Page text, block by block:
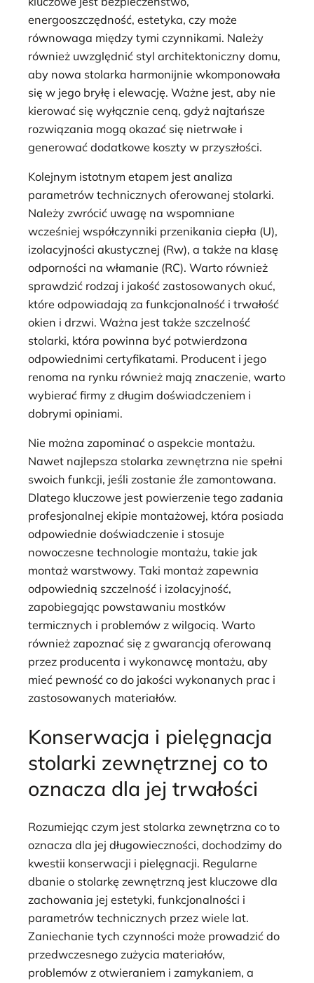
energooszczędność, estetyka, czy może
równowaga między tymi czynnikami. Należy
również uwzględnić styl architektoniczny domu,
aby nowa stolarka harmonijnie wkomponowała
się w jego bryłę i elewację. Ważne jest, aby nie
kierować się wyłącznie ceną, gdyż najtańsze
rozwiązania mogą okazać się nietrwałe i
generować dodatkowe koszty w przyszłości.
Kolejnym istotnym etapem jest analiza
parametrów technicznych oferowanej stolarki.
Należy zwrócić uwagę na wspomniane
wcześniej współczynniki przenikania ciepła (U),
izolacyjności akustycznej (Rw), a także na klasę
odporności na włamanie (RC). Warto również
sprawdzić rodzaj i jakość zastosowanych okuć,
które odpowiadają za funkcjonalność i trwałość
okien i drzwi. Ważna jest także szczelność
stolarki, która powinna być potwierdzona
odpowiednimi certyfikatami. Producent i jego
renoma na rynku również mają znaczenie, warto
wybierać firmy z długim doświadczeniem i
dobrymi opiniami.
Nie można zapominać o aspekcie montażu.
Nawet najlepsza stolarka zewnętrzna nie spełni
swoich funkcji, jeśli zostanie źle zamontowana.
Dlatego kluczowe jest powierzenie tego zadania
profesjonalnej ekipie montażowej, która posiada
odpowiednie doświadczenie i stosuje
nowoczesne technologie montażu, takie jak
montaż warstwowy. Taki montaż zapewnia
odpowiednią szczelność i izolacyjność,
zapobiegając powstawaniu mostków
termicznych i problemów z wilgocią. Warto
również zapoznać się z gwarancją oferowaną
przez producenta i wykonawcę montażu, aby
mieć pewność co do jakości wykonanych prac i
zastosowanych materiałów.
Konserwacja i pielęgnacja
stolarki zewnętrznej co to
oznacza dla jej trwałości
Rozumiejąc czym jest stolarka zewnętrzna co to
oznacza dla jej długowieczności, dochodzimy do
kwestii konserwacji i pielęgnacji. Regularne
dbanie o stolarkę zewnętrzną jest kluczowe dla
zachowania jej estetyki, funkcjonalności i
parametrów technicznych przez wiele lat.
Zaniechanie tych czynności może prowadzić do
przedwczesnego zużycia materiałów,
problemów z otwieraniem i zamykaniem, a